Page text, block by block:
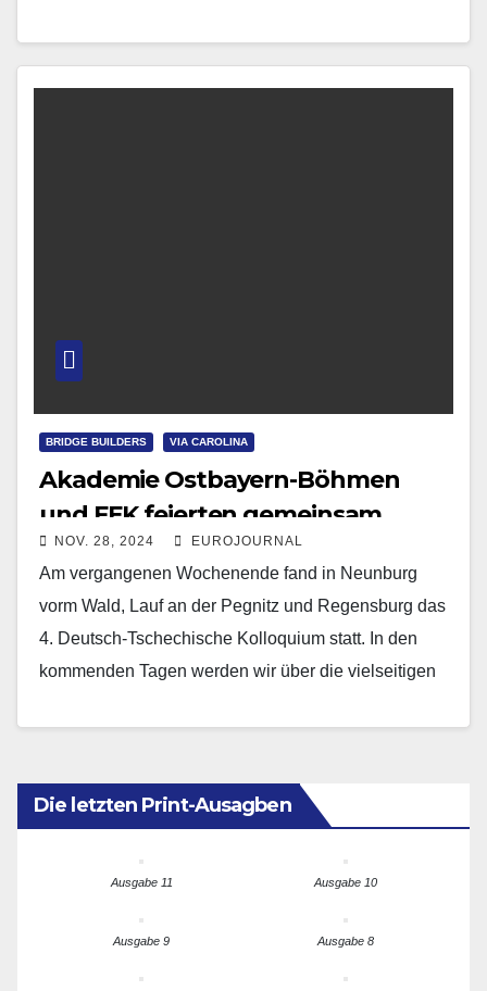
BRIDGE BUILDERS VIA CAROLINA
Akademie Ostbayern-Böhmen
und FEK feierten gemeinsam
NOV. 28, 2024 EUROJOURNAL
Am vergangenen Wochenende fand in Neunburg
vorm Wald, Lauf an der Pegnitz und Regensburg das
4. Deutsch-Tschechische Kolloquium statt. In den
kommenden Tagen werden wir über die vielseitigen
Die letzten Print-Ausagben
Ausgabe 11 Ausgabe 10
Ausgabe 9 Ausgabe 8